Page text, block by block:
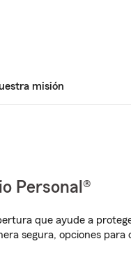
misión
Personal®
que ayude a
segura, opciones